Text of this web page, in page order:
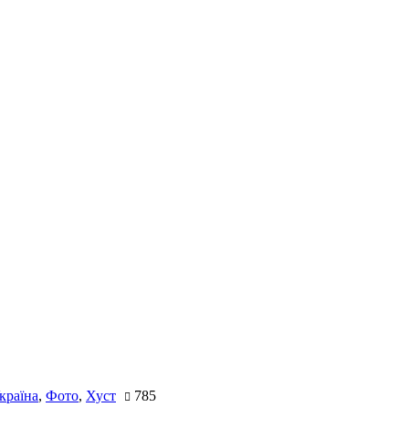
, Фото, Хуст 785